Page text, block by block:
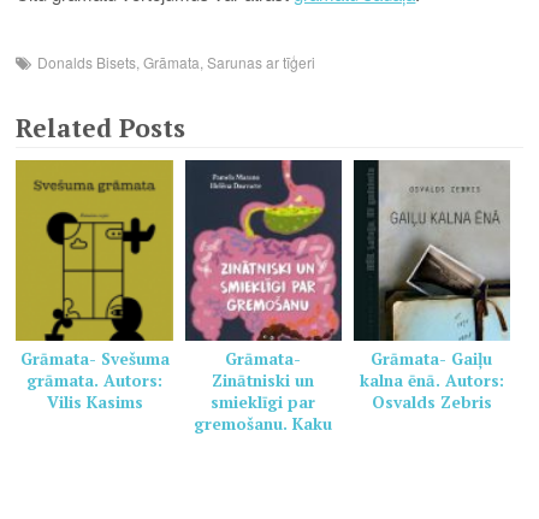
Donalds Bisets ,Grāmata ,Sarunas ar tīģeri
Related Posts
Grāmata- Svešuma
grāmata. Autors:
Vilis Kasims
Grāmata-
Zinātniski un
smieklīgi par
gremošanu. Kaku
Grāmata- Gaiļu
kalna ēnā. Autors:
Osvalds Zebris